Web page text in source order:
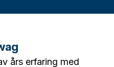
års erfaring med